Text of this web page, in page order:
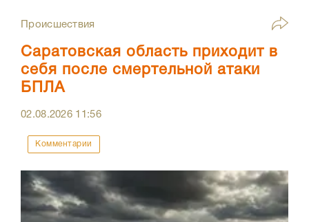
Происшествия
Саратовская область приходит в
себя после смертельной атаки
БПЛА
02.08.2026 11:56
Комментарии